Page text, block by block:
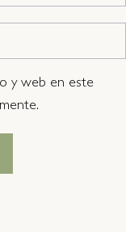
y web en este